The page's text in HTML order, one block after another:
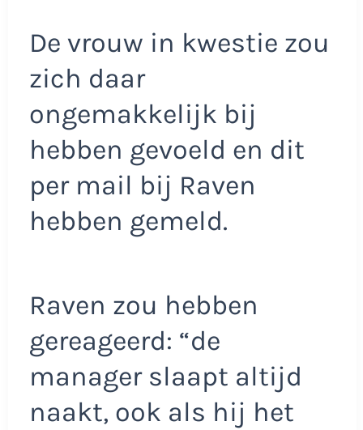
De vrouw in kwestie zou
zich daar
ongemakkelijk bij
hebben gevoeld en dit
per mail bij Raven
hebben gemeld.
Raven zou hebben
gereageerd: “de
manager slaapt altijd
naakt, ook als hij het